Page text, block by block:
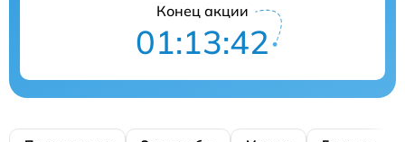
Конец акции
01:13:41